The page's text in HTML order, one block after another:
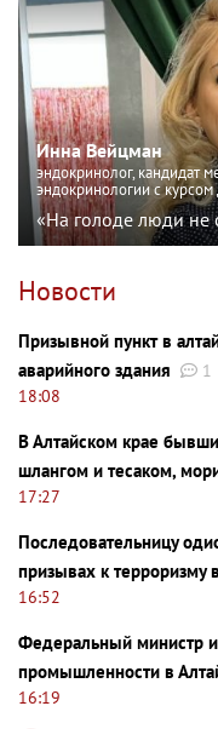
Инна Вейцман
эндокринолог, кандидат
эндокринологии с
«На голоде люди не
Новости
Призывной пункт в
аварийного здания
1
18:08
В Алтайском крае
шлангом и тесаком,
17:27
Последовательницу
призывах к терроризму
16:52
Федеральный министр и
промышленности в
16:19